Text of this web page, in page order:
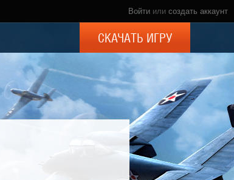
Войти или создать аккаунт
СКАЧАТЬ ИГРУ